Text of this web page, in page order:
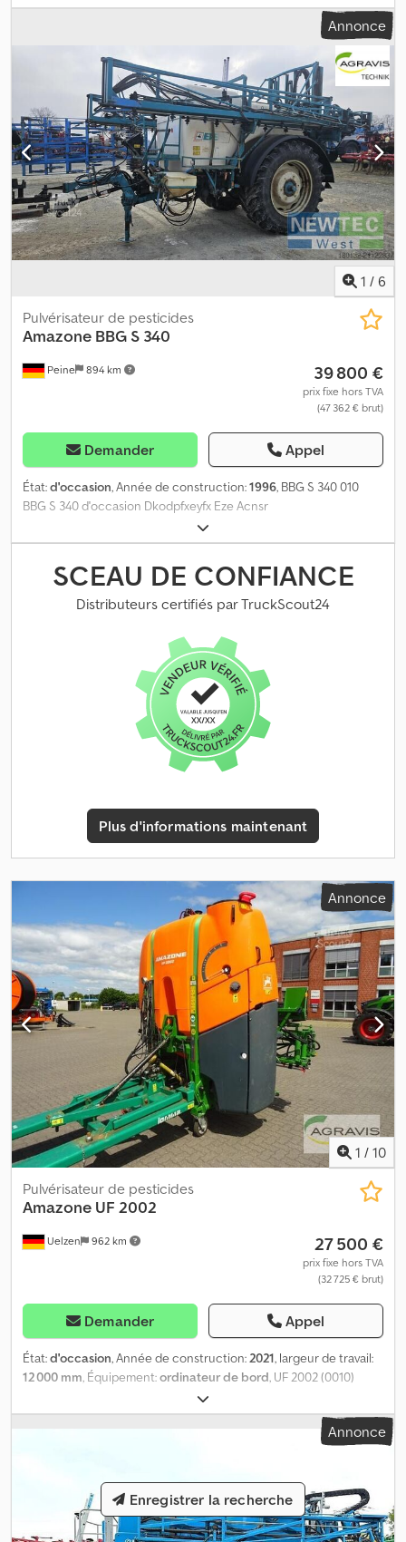
Dkedpoyyfbgjfx Acnsr 060 Contrôle de distance avec 2 capteurs
070 Pneus 520/85 R42 Conti 080 Porte-buses tandem tous les 50
Annonce
1 / 6
Peine 894 km
Pulvérisateur de pesticides
Amazone BBG S 340
39 800 €
prix fixe hors TVA
(47 362 € brut)
Demander Appel
État:d'occasion, Année de construction:1996, BBG S 340 010
BBG S 340 d'occasion Dkodpfxeyfx Eze Acnsr
SCEAU DE CONFIANCE
Distributeurs certifiés par TruckScout24
Plus d'informations maintenant
Annonce
1 / 10
Uelzen 962 km
Pulvérisateur de pesticides
Amazone UF 2002
27 500 €
prix fixe hors TVA
(32 725 € brut)
Demander Appel
État:d'occasion, Année de construction:2021, largeur de travail:
12 000 mm, Équipement:ordinateur de bord, UF 2002 (0010)
Pulvérisateur porté d’occasion AMAZONE UF 2002 (0020)
Éclairage arrière (0030) Volume réel de la cuve 2 100 litres (0040)
Réservoir d’eau de rinçage 200 litres (0050) Incorporateur (0060)
pour 5 tronçons (0090) Câble de connexion batterie, prise 3
broches (0100) Câble de signal 7 broches avec commutateur
(0110) Débitmètre 10-200 l/min (0120) Rampe de pulvérisation 12 m
Annonce
Enregistrer la recherche